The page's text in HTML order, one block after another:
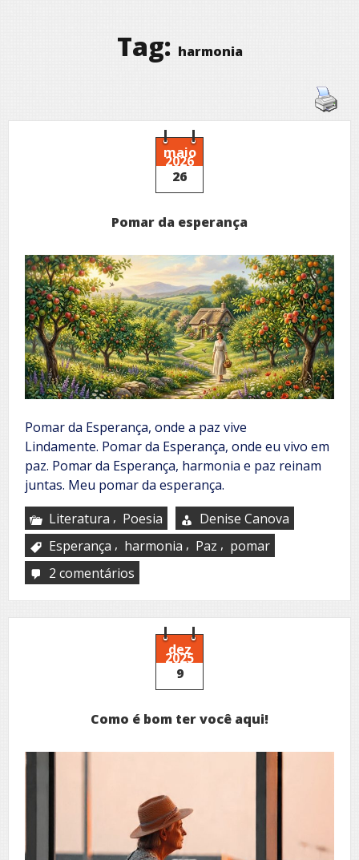
Tag: harmonia
maio
2026
26
Pomar da esperança
Pomar da Esperança, onde a paz vive
Lindamente. Pomar da Esperança, onde eu vivo em
paz. Pomar da Esperança, harmonia e paz reinam
juntas. Meu pomar da esperança.
Literatura , Poesia
Denise Canova
Esperança , harmonia , Paz , pomar
2 comentários
da
esperança
dez
2025
9
Como é bom ter você aqui!